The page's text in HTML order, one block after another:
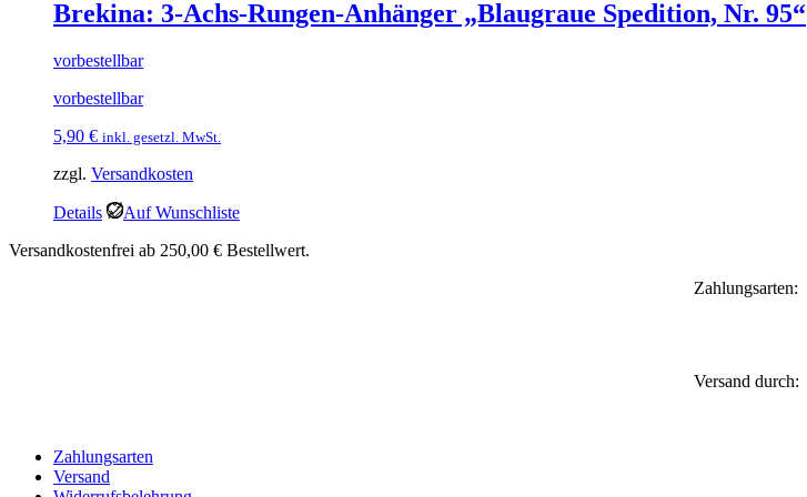
Brekina: 3-Achs-Rungen-Anhänger „Blaugraue Spedition, Nr. 95“
vorbestellbar
vorbestellbar
5,90 € inkl. gesetzl. MwSt.
zzgl. Versandkosten
Details
Auf Wunschliste
Versandkostenfrei ab 250,00 € Bestellwert.
Zahlungsarten:
Versand durch:
Zahlungsarten
Versand